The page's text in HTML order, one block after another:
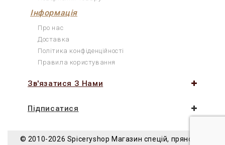
Інформація
Про нас
Доставка
Політика конфіденційності
Правила користування
Зв'язатися З Нами
Підписатися
© 2010-2026 Spiceryshop Магазин спецій, прянощів